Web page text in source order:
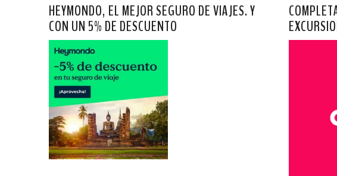
HEYMONDO, EL MEJOR SEGURO DE VIAJES. Y
CON UN 5% DE DESCUENTO